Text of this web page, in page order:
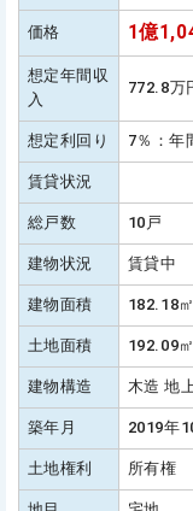
価格 1億
想定年間収
入
772.8万
想定利回り 7％：年
賃貸状況
総戸数 10戸
建物状況 賃貸中
建物面積 182.18
土地面積 192.09
建物構造 木造 地
築年月 2019年
土地権利 所有権